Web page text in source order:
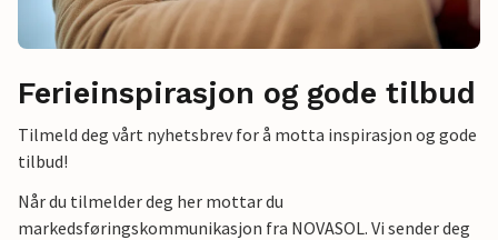
Ferieinspirasjon og gode tilbud
Tilmeld deg vårt nyhetsbrev for å motta inspirasjon og gode
tilbud!
Når du tilmelder deg her mottar du
markedsføringskommunikasjon fra NOVASOL. Vi sender deg